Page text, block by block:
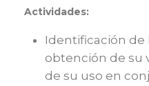
Actividades:
Identificación de
obtención de su
de su uso en